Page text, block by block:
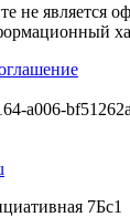
не является
7Бс1